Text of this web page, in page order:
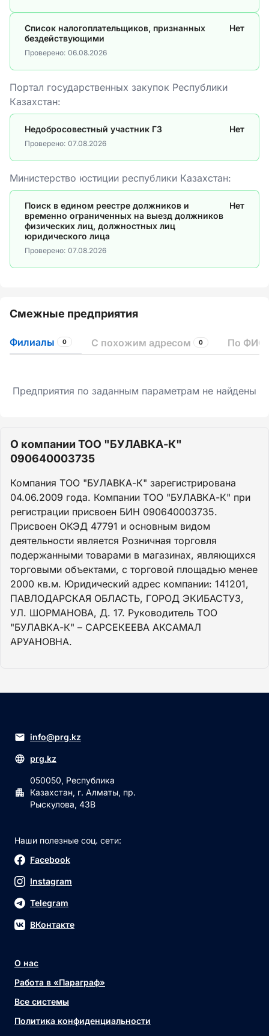
Список налогоплательщиков, признанных
бездействующими
Нет
Проверено: 06.08.2026
Портал государственных закупок Республики
Казахстан:
Недобросовестный участник ГЗ Нет
Проверено: 07.08.2026
Министерство юстиции республики Казахстан:
Поиск в едином реестре должников и
временно ограниченных на выезд должников
физических лиц, должностных лиц
юридического лица
Нет
Проверено: 07.08.2026
Смежные предприятия
Филиалы 0 С похожим адресом 0 По ФИО
Предприятия по заданным параметрам не найдены
О компании ТОО "БУЛАВКА-К"
090640003735
Компания ТОО "БУЛАВКА-К" зарегистрирована
04.06.2009 года. Компании ТОО "БУЛАВКА-К" при
регистрации присвоен БИН 090640003735.
Присвоен ОКЭД 47791 и основным видом
деятельности является Розничная торговля
подержанными товарами в магазинах, являющихся
торговыми объектами, с торговой площадью менее
2000 кв.м. Юридический адрес компании: 141201,
ПАВЛОДАРСКАЯ ОБЛАСТЬ, ГОРОД ЭКИБАСТУЗ,
УЛ. ШОРМАНОВА, Д. 17. Руководитель ТОО
"БУЛАВКА-К" – САРСЕКЕЕВА АКСАМАЛ
АРУАНОВНА.
info@prg.kz
prg.kz
050050, Республика
Казахстан, г. Алматы, пр.
Рыскулова, 43В
Наши полезные соц. сети:
Facebook
Instagram
Telegram
ВКонтакте
О нас
Работа в «Параграф»
Все системы
Политика конфиденциальности